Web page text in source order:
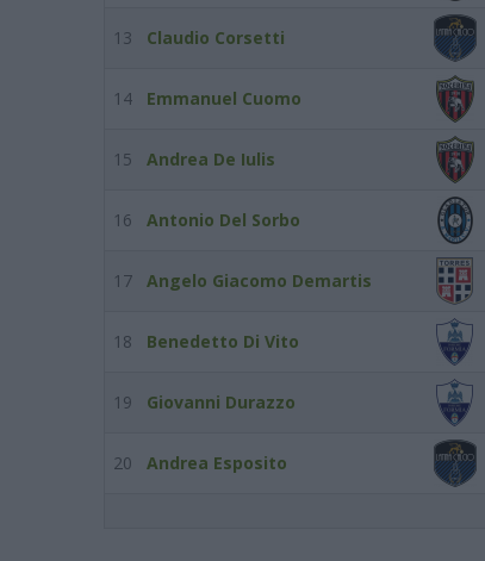
13 Claudio Corsetti
14 Emmanuel Cuomo
15 Andrea De Iulis
16 Antonio Del Sorbo
17 Angelo Giacomo Demartis
18 Benedetto Di Vito
19 Giovanni Durazzo
20 Andrea Esposito